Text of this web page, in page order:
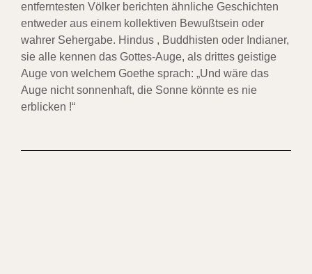
entferntesten Völker berichten ähnliche Geschichten
entweder aus einem kollektiven Bewußtsein oder
wahrer Sehergabe. Hindus , Buddhisten oder Indianer,
sie alle kennen das Gottes-Auge, als drittes geistige
Auge von welchem Goethe sprach: „Und wäre das
Auge nicht sonnenhaft, die Sonne könnte es nie
erblicken !“